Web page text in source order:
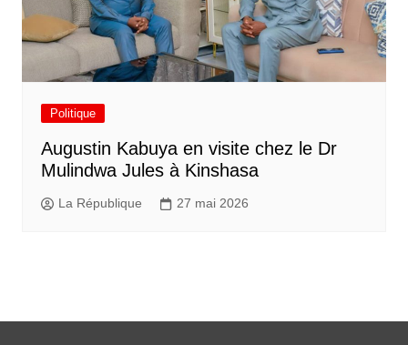
Politique
Augustin Kabuya en visite chez le Dr
Mulindwa Jules à Kinshasa
La République 27 mai 2026